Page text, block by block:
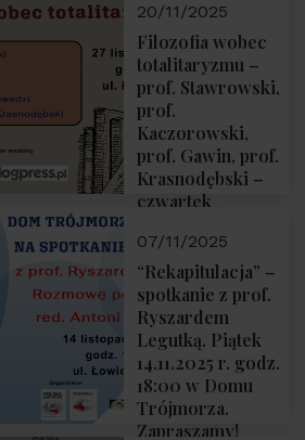
Sobolewski – 4
grudnia 2025 r.
godz. 18:00.
20/11/2025
Filozofia wobec
totalitaryzmu –
prof. Stawrowski,
prof.
Kaczorowski,
prof. Gawin, prof.
Krasnodębski –
czwartek
18:00
07/11/2025
“Rekapitulacja” –
spotkanie z prof.
Ryszardem
Legutką. Piątek
14.11.2025 r. godz.
18:00 w Domu
Trójmorza.
Zapraszamy!